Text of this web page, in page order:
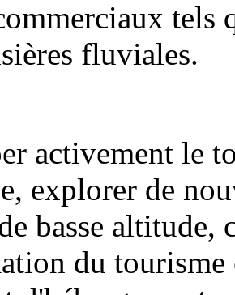
tels
fluviales.
activement le
explorer de
basse altitude,
du